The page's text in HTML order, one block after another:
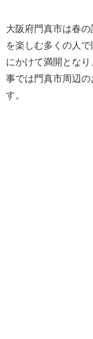
大阪府門真市は春
を楽しむ多くの人
にかけて満開とな
事では門真市周辺
す。